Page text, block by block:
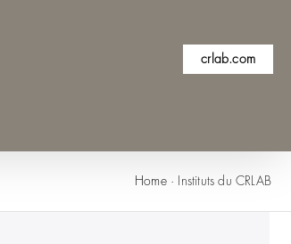
crlab.com
Home · Instituts du CRLAB